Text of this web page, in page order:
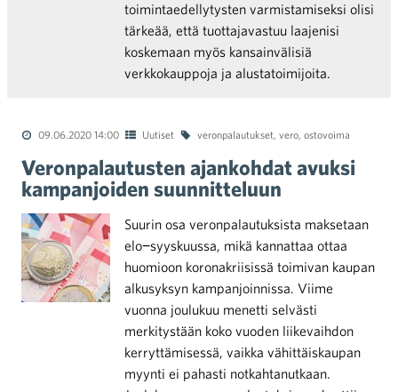
toimintaedellytysten varmistamiseksi olisi
tärkeää, että tuottajavastuu laajenisi
koskemaan myös kansainvälisiä
verkkokauppoja ja alustatoimijoita.
09.06.2020 14:00 Uutiset veronpalautukset, vero, ostovoima
Veronpalautusten ajankohdat avuksi
kampanjoiden suunnitteluun
Suurin osa veronpalautuksista maksetaan
elo−syyskuussa, mikä kannattaa ottaa
huomioon koronakriisissä toimivan kaupan
alkusyksyn kampanjoinnissa. Viime
vuonna joulukuu menetti selvästi
merkitystään koko vuoden liikevaihdon
kerryttämisessä, vaikka vähittäiskaupan
myynti ei pahasti notkahtanutkaan.